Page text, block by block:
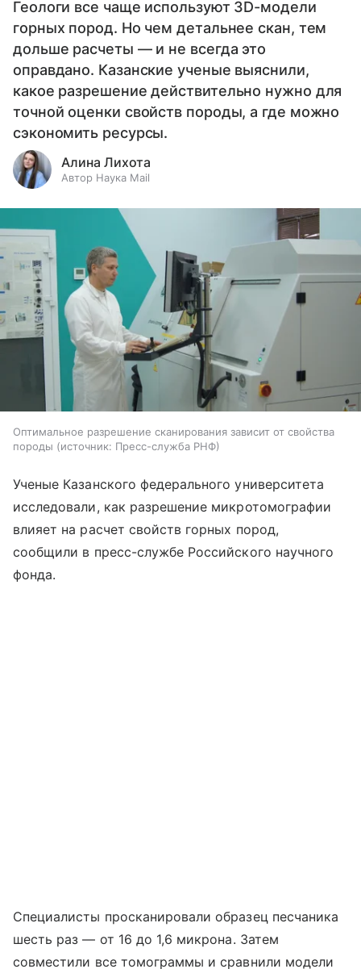
Геологи все чаще используют 3D-модели
горных пород. Но чем детальнее скан, тем
дольше расчеты — и не всегда это
оправдано. Казанские ученые выяснили,
какое разрешение действительно нужно для
точной оценки свойств породы, а где можно
сэкономить ресурсы.
Алина Лихота
Автор Наука Mail
Оптимальное разрешение сканирования зависит от свойства
породы
источник: Пресс-служба РНФ
Ученые Казанского федерального университета
исследовали, как разрешение микротомографии
влияет на расчет свойств горных пород,
сообщили в пресс-службе Российского научного
фонда.
Специалисты просканировали образец песчаника
шесть раз — от 16 до 1,6 микрона. Затем
совместили все томограммы и сравнили модели